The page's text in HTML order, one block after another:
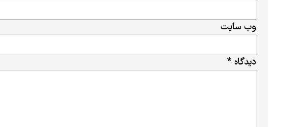
دیدگاه *
وب‌ سایت